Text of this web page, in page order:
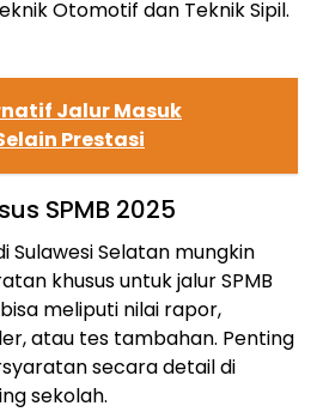
Otomotif dan Teknik Sipil.
Jalur Masuk
Prestasi
SPMB 2025
Sulawesi Selatan mungkin
khusus untuk jalur SPMB
meliputi nilai rapor,
atau tes tambahan. Penting
secara detail di
sekolah.